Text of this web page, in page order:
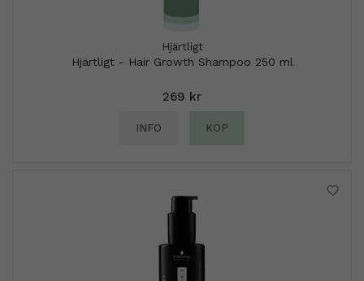
Hjärtligt
Hjärtligt - Hair Growth Shampoo 250 ml
269 kr
INFO KÖP